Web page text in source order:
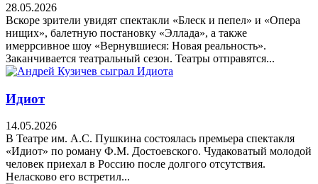
28.05.2026
Вскоре зрители увидят спектакли «Блеск и пепел» и «Опера
нищих», балетную постановку «Эллада», а также
имеррсивное шоу «Вернувшиеся: Новая реальность».
Заканчивается театральный сезон. Театры отправятся...
Идиот
14.05.2026
В Театре им. А.С. Пушкина состоялась премьера спектакля
«Идиот» по роману Ф.М. Достоевского. Чудаковатый молодой
человек приехал в Россию после долгого отсутствия.
Неласково его встретил...